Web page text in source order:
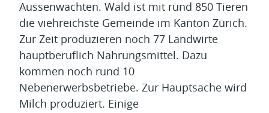
Aussenwachten. Wald ist mit rund 850 Tieren
die viehreichste Gemeinde im Kanton Zürich.
Zur Zeit produzieren noch 77 Landwirte
hauptberuflich Nahrungsmittel. Dazu
kommen noch rund 10
Nebenerwerbsbetriebe. Zur Hauptsache wird
Milch produziert. Einige